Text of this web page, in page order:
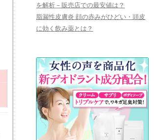
を解析 – 販売店での最安値は？
脂漏性皮膚炎 顔の赤みがひどい・頭皮
に効く飲み薬とは？